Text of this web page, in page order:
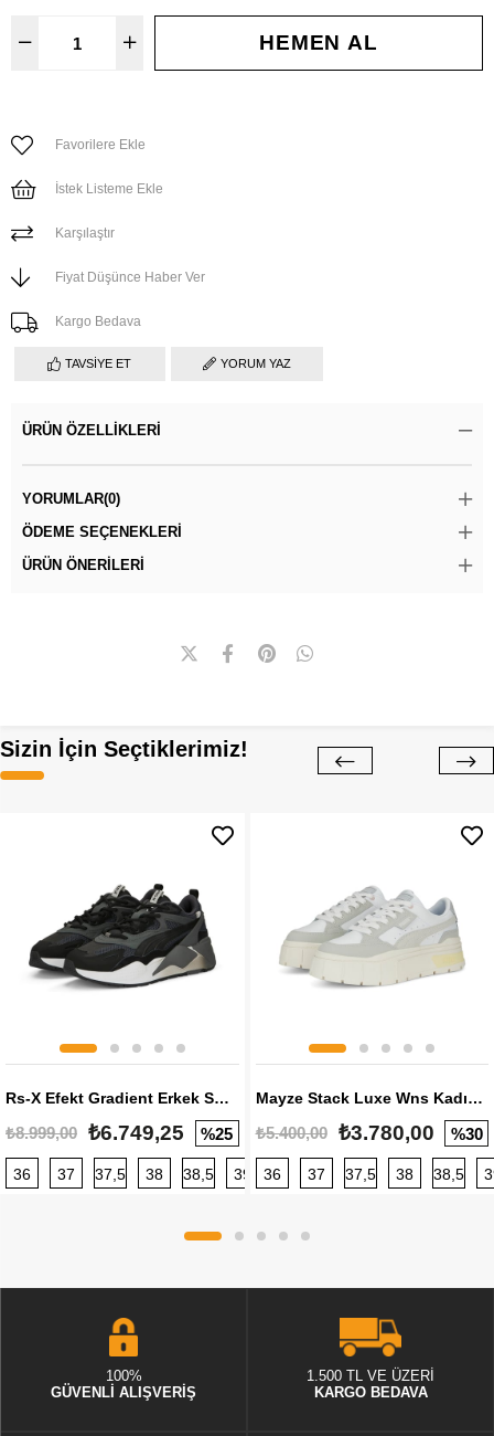
Favorilere Ekle
İstek Listeme Ekle
Karşılaştır
Fiyat Düşünce Haber Ver
Kargo Bedava
TAVSIYE ET YORUM YAZ
ÜRÜN ÖZELLIKLERI
YORUMLAR(0)
ÖDEME SEÇENEKLERI
ÜRÜN ÖNERILERI
Sizin İçin Seçtiklerimiz!
Rs-X Efekt Gradient Erkek Sneaker
₺8.999,00 ₺6.749,25 %25
36 37 37,5 38 38,5 39 40 40,5 41 42 42,5
Mayze Stack Luxe Wns Kadın Sneaker
₺5.400,00 ₺3.780,00 %30
36 37 37,5 38 38,5
100%
GÜVENLİ ALIŞVERİŞ
1.500 TL VE ÜZERİ
KARGO BEDAVA